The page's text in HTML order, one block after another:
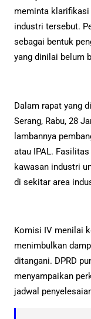
meminta
industri tersebut.
sebagai bentuk
yang dinilai belum
Dalam rapat yang
Serang, Rabu, 28
lambannya
atau IPAL.
kawasan industri
di sekitar area
Komisi IV menilai
menimbulkan
ditangani. DPRD
menyampaikan
jadwal